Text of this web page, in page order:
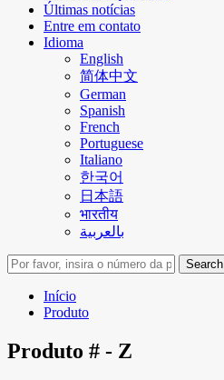
Últimas notícias
Entre em contato
Idioma
English
简体中文
German
Spanish
French
Portuguese
Italiano
한국어
日本語
भारतीय
بالعربية
Search
Início
Produto
Produto # - Z